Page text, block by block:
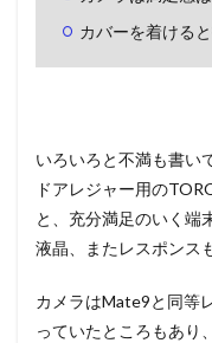
カバーを着ける
いろいろと不満も書い
ドアレジャー用の
と、充分満足のいく端
液晶、またレスポンス
カメラはMate9と同等
っていたところもあり